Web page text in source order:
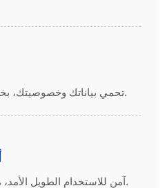
تحمي بياناتك وخصوصيتك، بخلاف الأرقام المعاد تدويرها.
آمن للاستخدام الطويل الأمد، مع اشتراكات سنوية متاحة.